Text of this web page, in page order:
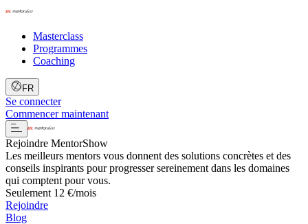
Masterclass
Programmes
Coaching
FR
Se connecter
Commencer maintenant
Rejoindre MentorShow
Les meilleurs mentors vous donnent des solutions concrètes et des
conseils inspirants pour progresser sereinement dans les domaines
qui comptent pour vous.
Seulement 12 €/mois
Rejoindre
Blog